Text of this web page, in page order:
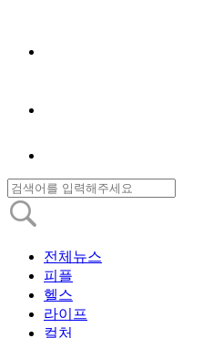
전체뉴스
피플
헬스
라이프
컬처